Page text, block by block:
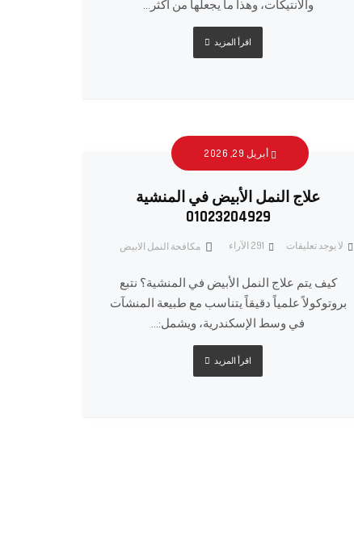
والأنتيكات، وهذا ما يجعلها من أكثر...
اقرأ المزيد
أبريل 29, 2026
علاج النمل الأبيض في المنشية
01023204929
مكافحة النمل الابيض لا يوجد تعليقات الآراء
كيف يتم علاج النمل الأبيض في المنشية؟ نتبع
بروتوكولاً علمياً دقيقاً يتناسب مع طبيعة المنشآت
في وسط الإسكندرية، ويشمل:...
اقرأ المزيد